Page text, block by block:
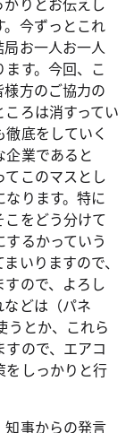
今ずっとこれ
お一人お一人
す。今回、こ
方のご協力の
ろは消すってい
底をしていく
企業であると
このマスとし
ります。特に
こをどう分けて
るかっていう
いりますので、
ので、よろし
どは（パネ
うとか、これら
ので、エアコ
をしっかりと行
知事からの発言